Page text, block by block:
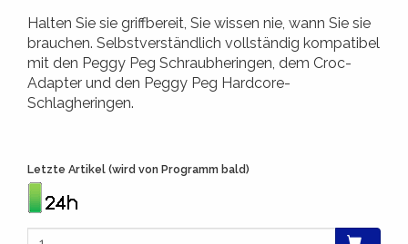
Halten Sie sie griffbereit, Sie wissen nie, wann Sie sie
brauchen. Selbstverständlich vollständig kompatibel
mit den Peggy Peg Schraubheringen, dem Croc-
Adapter und den Peggy Peg Hardcore-
Schlagheringen.
Letzte Artikel (wird von Programm bald)